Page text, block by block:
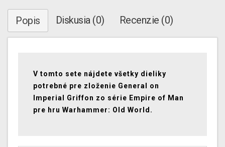
Popis Diskusia (0) Recenzie (0)
V tomto sete nájdete všetky dieliky
potrebné pre zloženie General on
Imperial Griffon zo série Empire of Man
pre hru Warhammer: Old World.